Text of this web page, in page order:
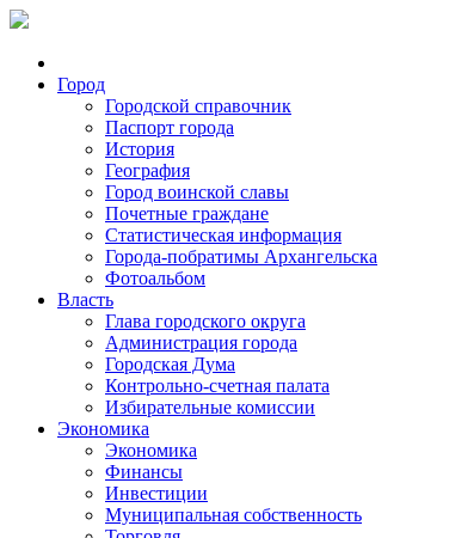
Город
Городской справочник
Паспорт города
История
География
Город воинской славы
Почетные граждане
Статистическая информация
Города-побратимы Архангельска
Фотоальбом
Власть
Глава городского округа
Администрация города
Городская Дума
Контрольно-счетная палата
Избирательные комиссии
Экономика
Экономика
Финансы
Инвестиции
Муниципальная собственность